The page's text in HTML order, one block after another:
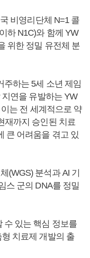
비영리단체 N=1 콜
하 N1C)와 함께 YW
위한 정밀 유전체 분
주하는 5세 소년 제임
연을 유발하는 YW
는 전 세계적으로 약
재까지 승인된 치료
큰 어려움을 겪고 있
(WGS) 분석과 AI 기
스 군의 DNA를 정밀
수 있는 핵심 정보를
치료제 개발의 출